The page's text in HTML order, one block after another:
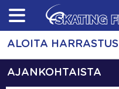
Skip
content
ALOITA HARRASTUS
AJANKOHTAISTA